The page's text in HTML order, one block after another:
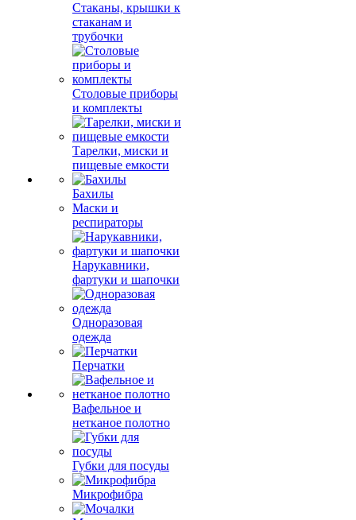
Стаканы, крышки к
стаканам и
трубочки
Столовые приборы
и комплекты
Тарелки, миски и
пищевые емкости
Бахилы
Маски и
респираторы
Нарукавники,
фартуки и шапочки
Одноразовая
одежда
Перчатки
Вафельное и
нетканое полотно
Губки для посуды
Микрофибра